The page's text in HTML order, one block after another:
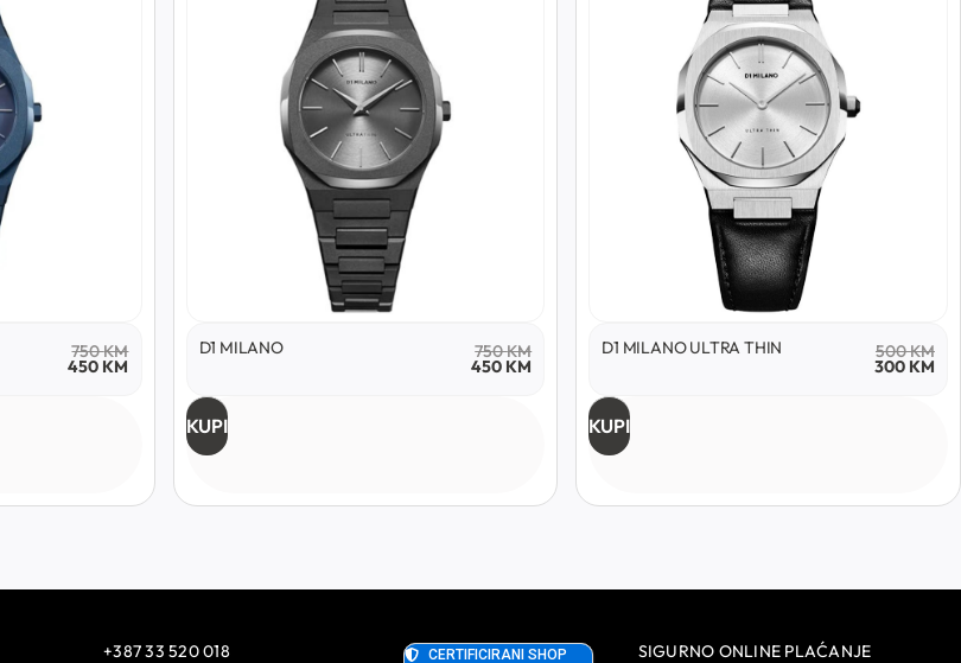
750KM
450 KM
D1 MILANO 750KM
450 KM
KUPI
D1 MILANO ULTRA THIN 500KM
300 KM
KUPI
+387 33 520 018
SIGURNO ONLINE PLAĆANJE